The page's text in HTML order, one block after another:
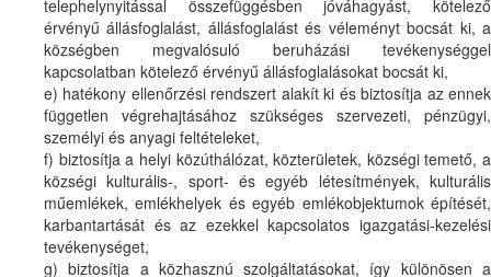
telephelynyitással összefüggésben jóváhagyást, kötelező
érvényű állásfoglalást, állásfoglalást és véleményt bocsát ki, a
községben megvalósuló beruházási tevékenységgel
kapcsolatban kötelező érvényű állásfoglalásokat bocsát ki,
e) hatékony ellenőrzési rendszert alakít ki és biztosítja az ennek
független végrehajtásához szükséges szervezeti, pénzügyi,
személyi és anyagi feltételeket,
f) biztosítja a helyi közúthálózat, közterületek, községi temető, a
községi kulturális-, sport- és egyéb létesítmények, kulturális
műemlékek, emlékhelyek és egyéb emlékobjektumok építését,
karbantartását és az ezekkel kapcsolatos igazgatási-kezelési
tevékenységet,
g) biztosítja a közhasznú szolgáltatásokat, így különösen a